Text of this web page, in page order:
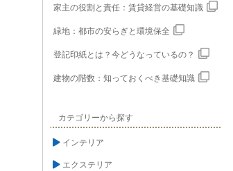
家主の役割と責任：賃貸経営の基礎知識
緑地：都市の安らぎと環境保全
登記印紙とは？今どうなっているの？
建物の階数：知っておくべき基礎知識
カテゴリーから探す
インテリア
エクステリア